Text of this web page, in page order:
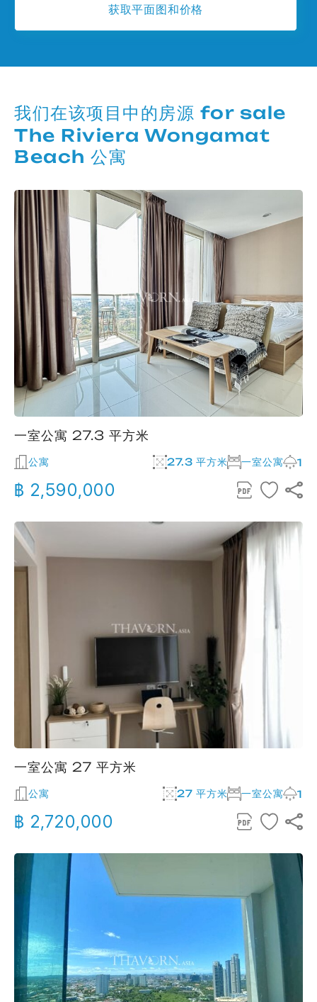
获取平面图和价格
我们在该项目中的房源 for sale
The Riviera Wongamat
Beach 公寓
一室公寓 27.3 平方米
公寓 27.3 平方米 一室公寓 1
฿ 2,590,000
一室公寓 27 平方米
公寓 27 平方米 一室公寓 1
฿ 2,720,000